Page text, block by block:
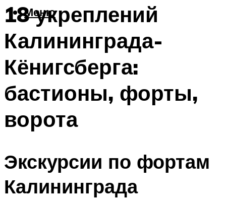
Меню
18 укреплений
Калининграда-
Кёнигсберга:
бастионы, форты,
ворота
Экскурсии по фортам
Калининграда